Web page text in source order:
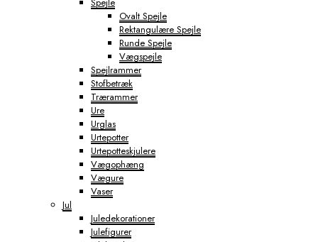
Ovalt Spejle
Rektangulære Spejle
Runde Spejle
Vægspejle
Spejlrammer
Stofbetræk
Trærammer
Ure
Urglas
Urtepotter
Urtepotteskjulere
Vægophæng
Vægure
Vaser
Jul
Juledekorationer
Julefigurer